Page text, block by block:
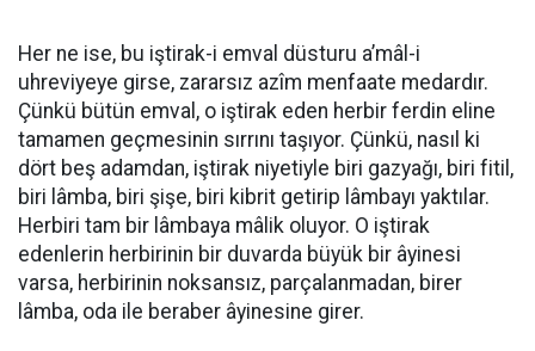
Her ne ise, bu iştirak-i emval düsturu a’mâl-i
uhreviyeye girse, zararsız azîm menfaate medardır.
Çünkü bütün emval, o iştirak eden herbir ferdin eline
tamamen geçmesinin sırrını taşıyor. Çünkü, nasıl ki
dört beş adamdan, iştirak niyetiyle biri gazyağı, biri fitil,
biri lâmba, biri şişe, biri kibrit getirip lâmbayı yaktılar.
Herbiri tam bir lâmbaya mâlik oluyor. O iştirak
edenlerin herbirinin bir duvarda büyük bir âyinesi
varsa, herbirinin noksansız, parçalanmadan, birer
lâmba, oda ile beraber âyinesine girer.